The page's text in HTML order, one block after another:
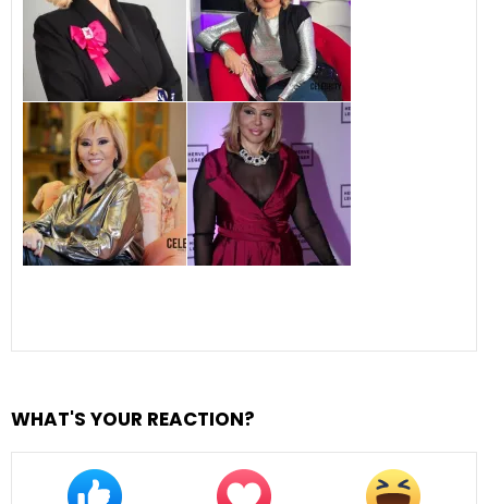
WHAT'S YOUR REACTION?